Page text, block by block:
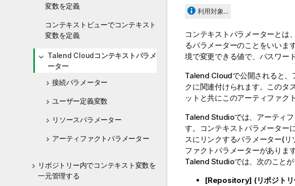
変数を定義
コンテキストビューでコンテキスト
変数を定義
Talend Cloudコンテキストパラメ
ーター
接続パラメーター
ユーザー定義変数
リソースパラメーター
アーティファクトパラメーター
リポジトリー内でコンテキスト変数を
一元管理する
利用対象...
コンテキストパラメーターとは
るパラメーターのことをいいま
境で変更できる値で、パスワー
Talend Cloudで公開されると
クに関連付けられます。このタス
ットと共にこのアーティファク
Talend Studioでは、アーティ
す。コンテキストパラメーター
スにリンクするパラメーター(
ファクトパラメーターがあります
Talend Studioでは、次のこと
[Repository] (リポジトリ